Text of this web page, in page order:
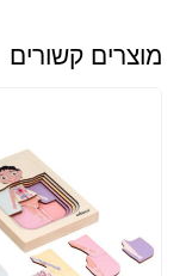
מוצרים קשורים